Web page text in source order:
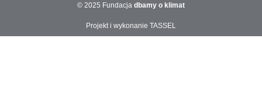
© 2025 Fundacja dbamy o klimat
Projekt i wykonanie TASSEL